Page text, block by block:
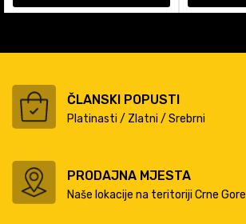
ČLANSKI POPUSTI
Platinasti / Zlatni / Srebrni
PRODAJNA MJESTA
Naše lokacije na teritoriji Crne Gore